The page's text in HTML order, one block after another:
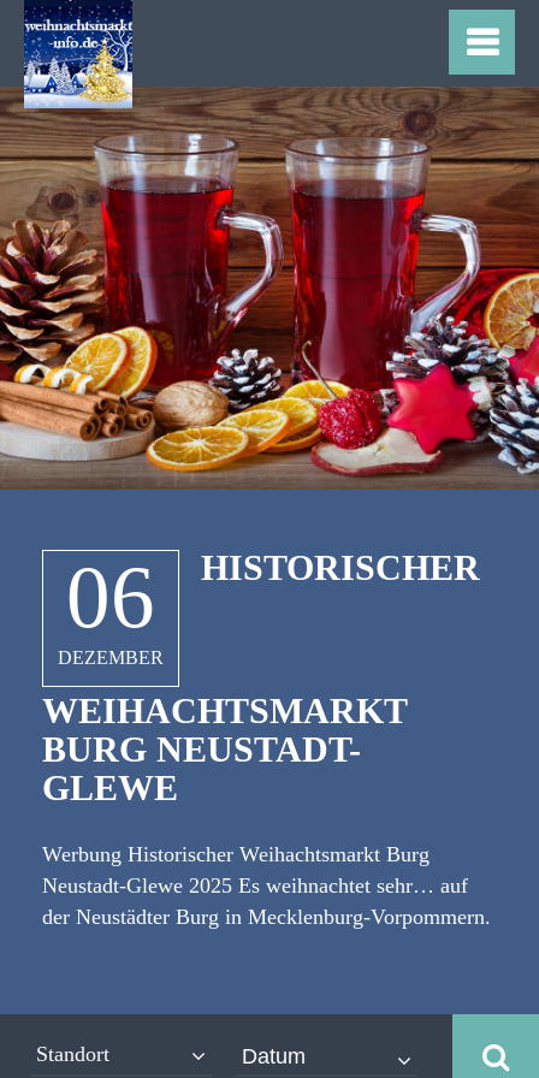
06
DEZEMBER
HISTORISCHER
WEIHACHTSMARKT
BURG NEUSTADT-
GLEWE
Werbung Historischer Weihachtsmarkt Burg
Neustadt-Glewe 2025 Es weihnachtet sehr… auf
der Neustädter Burg in Mecklenburg-Vorpommern.
bestaunen und erwerben. Sowohl weihnachtliche
Klänge als auch handgemachte Musik, Feuershows,
Standort